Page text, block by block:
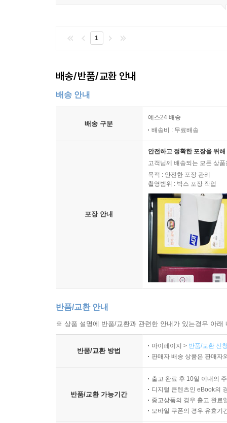
1
배송/반품/교환 안내
배송 안내
배송 구분
예스24 배송
배송비 : 무료배송
포장 안내
안전하고 정확한 포장을 위
고객님께 배송되는 모든 상
목적 : 안전한 포장 관리
촬영범위 : 박스 포장 작업
반품/교환 안내
※ 상품 설명에 반품/교환과 관련한 안내가 있는경우 아
반품/교환 방법
마이페이지 > 반품/교환 신
판매자 배송 상품은 판매자
반품/교환 가능기간
출고 완료 후 10일 이내의
디지털 콘텐츠인 eBook의
중고상품의 경우 출고 완료
모바일 쿠폰의 경우 유효기